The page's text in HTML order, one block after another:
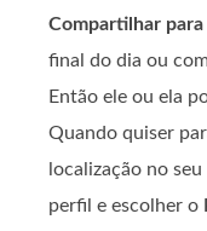
Compartilhar para
final do dia ou
Então ele ou ela
Quando quiser
localização no
perfil e escolher o